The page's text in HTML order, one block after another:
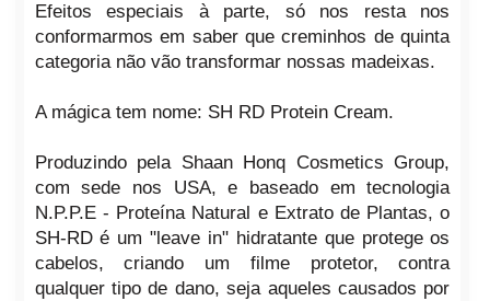
Efeitos especiais à parte, só nos resta nos
conformarmos em saber que creminhos de quinta
categoria não vão transformar nossas madeixas.
A mágica tem nome: SH RD Protein Cream.
Produzindo pela Shaan Honq Cosmetics Group,
com sede nos USA, e baseado em tecnologia
N.P.P.E - Proteína Natural e Extrato de Plantas, o
SH-RD é um "leave in" hidratante que protege os
cabelos, criando um filme protetor, contra
qualquer tipo de dano, seja aqueles causados por